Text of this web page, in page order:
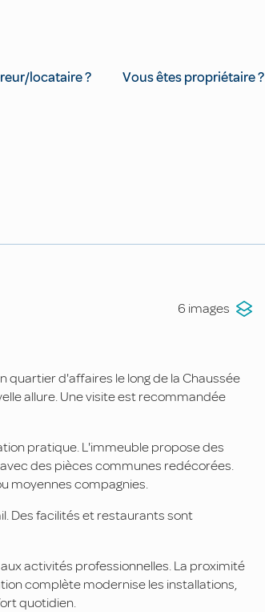
locataire ? Vous êtes propriétaire ?
6 images
quartier d'affaires le long de la Chaussée
allure. Une visite est recommandée
pratique. L'immeuble propose des
des pièces communes redécorées.
moyennes compagnies.
Des facilités et restaurants sont
activités professionnelles. La proximité
complète modernise les installations,
quotidien.